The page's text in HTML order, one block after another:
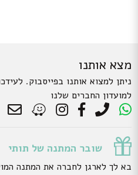
מצא אותנו
ניתן למצוא אותנו בפייסבוק.
למועדון החברים שלנו
שובר המתנה של תותי
בא לך לארגן לחברה את המתנה